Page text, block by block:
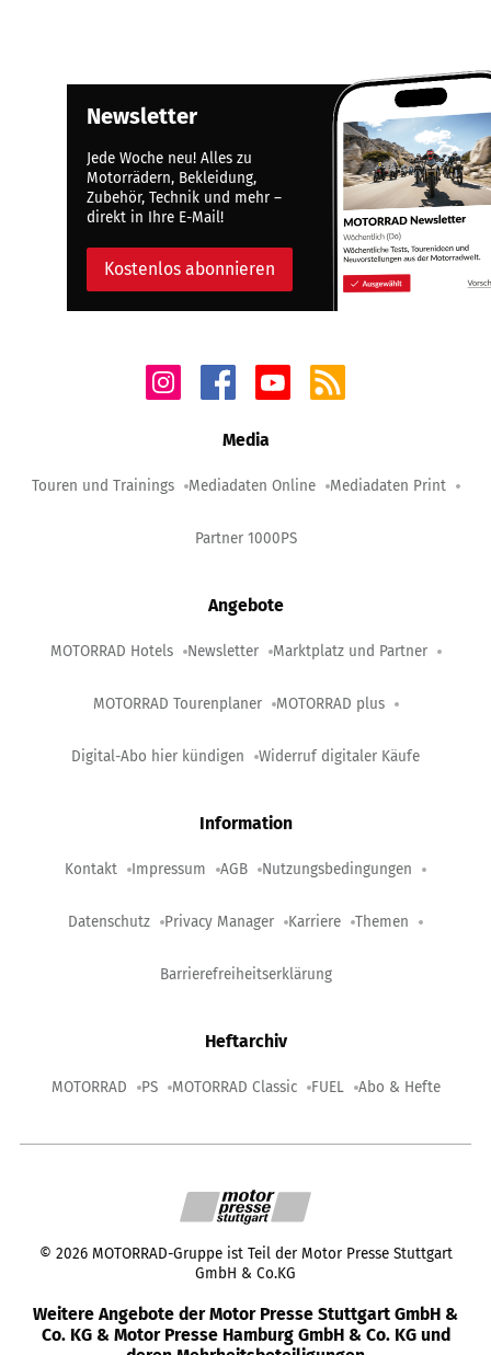
Newsletter
Jede Woche neu! Alles zu
Motorrädern, Bekleidung,
Zubehör, Technik und mehr –
direkt in Ihre E-Mail!
Kostenlos abonnieren
Media
Touren und Trainings Mediadaten Online Mediadaten Print
Partner 1000PS
Angebote
MOTORRAD Hotels Newsletter Marktplatz und Partner
MOTORRAD Tourenplaner MOTORRAD plus
Digital-Abo hier kündigen Widerruf digitaler Käufe
Information
Kontakt Impressum AGB Nutzungsbedingungen
Datenschutz Privacy Manager Karriere Themen
Barrierefreiheitserklärung
Heftarchiv
MOTORRAD PS MOTORRAD Classic FUEL Abo & Hefte
© 2026 MOTORRAD-Gruppe ist Teil der Motor Presse Stuttgart
GmbH & Co.KG
Weitere Angebote der Motor Presse Stuttgart GmbH &
Co. KG & Motor Presse Hamburg GmbH & Co. KG und